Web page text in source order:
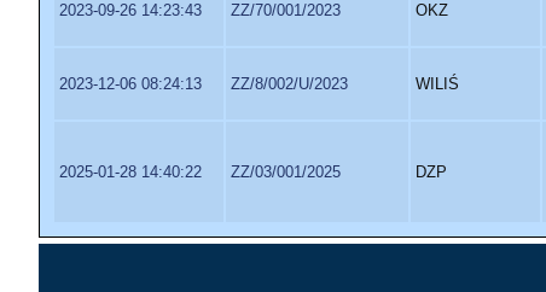
2023-09-26 14:23:43 ZZ/70/001/2023 OKZ
2023-12-06 08:24:13 ZZ/8/002/U/2023 WILIŚ
2025-01-28 14:40:22 ZZ/03/001/2025 DZP